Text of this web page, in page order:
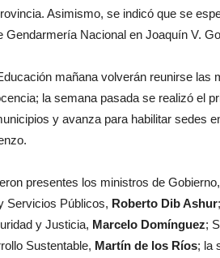
Asimismo, se indicó que se
Gendarmería Nacional en Joaquín V.
mañana volverán reunirse las
la semana pasada se realizó el
y avanza para habilitar sedes
presentes los ministros de
Servicios Públicos, Roberto Dib Ashur
y Justicia, Marcelo Domínguez;
Sustentable, Martín de los Ríos; la